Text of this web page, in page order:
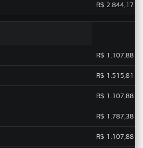
R$ 2.844,17
R$ 1.107,88
R$ 1.515,81
R$ 1.107,88
R$ 1.787,38
R$ 1.107,88